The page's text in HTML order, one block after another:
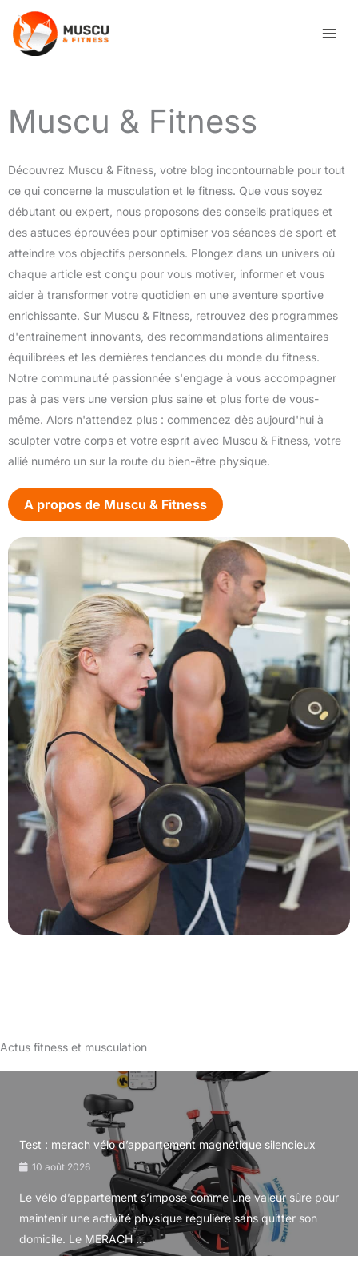
contenu
Muscu & Fitness
Découvrez Muscu & Fitness, votre blog incontournable pour tout
ce qui concerne la musculation et le fitness. Que vous soyez
débutant ou expert, nous proposons des conseils pratiques et
des astuces éprouvées pour optimiser vos séances de sport et
atteindre vos objectifs personnels. Plongez dans un univers où
chaque article est conçu pour vous motiver, informer et vous
aider à transformer votre quotidien en une aventure sportive
enrichissante. Sur Muscu & Fitness, retrouvez des programmes
d'entraînement innovants, des recommandations alimentaires
équilibrées et les dernières tendances du monde du fitness.
Notre communauté passionnée s'engage à vous accompagner
pas à pas vers une version plus saine et plus forte de vous-
même. Alors n'attendez plus : commencez dès aujourd'hui à
sculpter votre corps et votre esprit avec Muscu & Fitness, votre
allié numéro un sur la route du bien-être physique.
A propos de Muscu & Fitness
Actus fitness et musculation
Test : merach vélo d’appartement magnétique silencieux
10 août 2026
Le vélo d’appartement s’impose comme une valeur sûre pour
maintenir une activité physique régulière sans quitter son
domicile. Le MERACH ...